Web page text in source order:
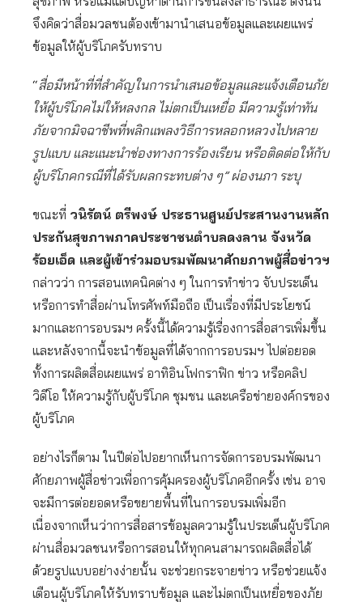
จึงคิดว่าสื่อมวลชนต้องเข้ามานำเสนอข้อมูลและเผยแพร่
ข้อมูลให้ผู้บริโภครับทราบ
“สื่อมีหน้าที่ที่สำคัญในการนำเสนอข้อมูลและแจ้งเตือนภัย
ให้ผู้บริโภคไม่ให้หลงกล ไม่ตกเป็นเหยื่อ มีความรู้เท่าทัน
ภัยจากมิจฉาชีพที่พลิกแพลงวิธีการหลอกหลวงไปหลาย
รูปแบบ และแนะนำช่องทางการร้องเรียน หรือติดต่อให้กับ
ผู้บริโภคกรณีที่ได้รับผลกระทบต่าง ๆ” ผ่องนภา ระบุ
ขณะที่ วนิรัตน์ ตรีพงษ์ ประธานศูนย์ประสานงานหลัก
ประกันสุขภาพภาคประชาชนตำบลดงลาน จังหวัด
ร้อยเอ็ด และผู้เข้าร่วมอบรมพัฒนาศักยภาพผู้สื่อข่าวฯ
กล่าวว่า การสอนเทคนิคต่าง ๆ ในการทำข่าว จับประเด็น
หรือการทำสื่อผ่านโทรศัพท์มือถือ เป็นเรื่องที่มีประโยชน์
มากและการอบรมฯ ครั้งนี้ได้ความรู้เรื่องการสื่อสารเพิ่มขึ้น
และหลังจากนี้จะนำข้อมูลที่ได้จากการอบรมฯ ไปต่อยอด
ทั้งการผลิตสื่อเผยแพร่ อาทิอินโฟกราฟิก ข่าว หรือคลิป
วิดีโอ ให้ความรู้กับผู้บริโภค ชุมชน และเครือข่ายองค์กรของ
ผู้บริโภค
อย่างไรก็ตาม ในปีต่อไปอยากเห็นการจัดการอบรมพัฒนา
ศักยภาพผู้สื่อข่าวเพื่อการคุ้มครองผู้บริโภคอีกครั้ง เช่น อาจ
จะมีการต่อยอดหรือขยายพื้นที่ในการอบรมเพิ่มอีก
เนื่องจากเห็นว่าการสื่อสารข้อมูลความรู้ในประเด็นผู้บริโภค
ผ่านสื่อมวลชนหรือการสอนให้ทุกคนสามารถผลิตสื่อได้
ด้วยรูปแบบอย่างง่ายนั้น จะช่วยกระจายข่าว หรือช่วยแจ้ง
เตือนผู้บริโภคให้รับทราบข้อมูล และไม่ตกเป็นเหยื่อของภัย